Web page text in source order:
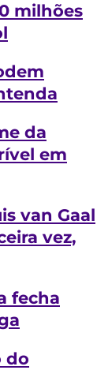
milhões
da
em
van Gaal
vez,
fecha
do